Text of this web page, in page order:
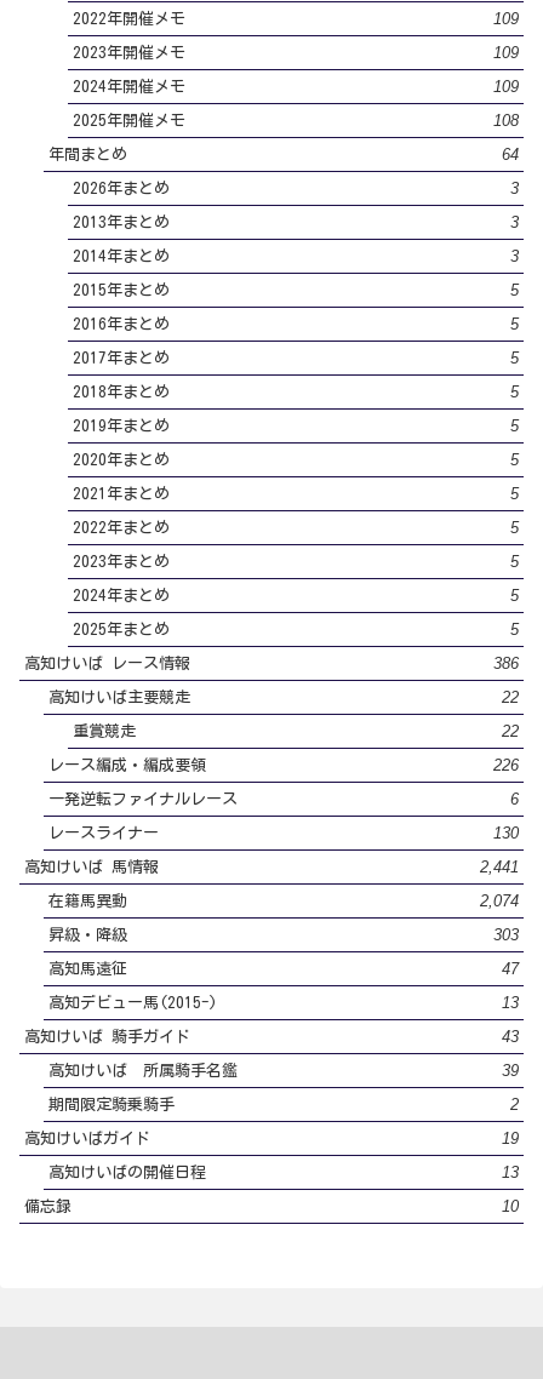
2022年開催メモ 109
2023年開催メモ 109
2024年開催メモ 109
2025年開催メモ 108
年間まとめ 64
2026年まとめ 3
2013年まとめ 3
2014年まとめ 3
2015年まとめ 5
2016年まとめ 5
2017年まとめ 5
2018年まとめ 5
2019年まとめ 5
2020年まとめ 5
2021年まとめ 5
2022年まとめ 5
2023年まとめ 5
2024年まとめ 5
2025年まとめ 5
高知けいば レース情報 386
高知けいば主要競走 22
重賞競走 22
レース編成・編成要領 226
一発逆転ファイナルレース 6
レースライナー 130
高知けいば 馬情報 2,441
在籍馬異動 2,074
昇級・降級 303
高知馬遠征 47
高知デビュー馬(2015-) 13
高知けいば 騎手ガイド 43
高知けいば 所属騎手名鑑 39
期間限定騎乗騎手 2
高知けいばガイド 19
高知けいばの開催日程 13
備忘録 10